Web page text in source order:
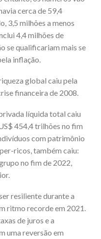
cerca de 59,4
3,5 milhões a menos
4,4 milhões de
se qualificariam mais se
inflação.
global caiu pela
financeira de 2008.
líquida total caiu
454,4 trilhões no fim
com patrimônio
ricos, também caiu:
no fim de 2022,
resiliente durante a
ritmo recorde em 2021.
de juros e a
uma reversão em